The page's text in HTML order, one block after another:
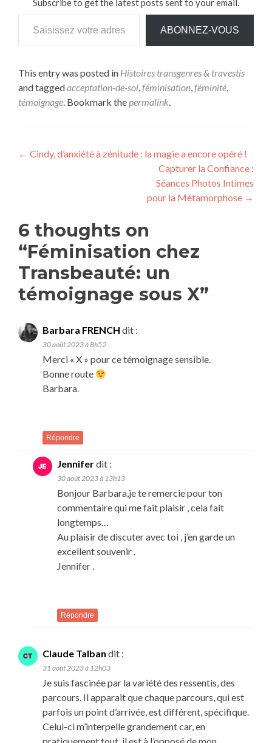
Subscribe to get the latest posts sent to your email.
Saisissez votre adresse e-mail…
ABONNEZ-VOUS
This entry was posted in Histoires transgenres & travestis
and taggedacceptation-de-soi,féminisation,féminité,
témoignage. Bookmark thepermalink.
Navigation
← Cindy, d’anxiété à zénitude : la magie a encore opéré !
Capturer la Confiance :
Séances Photos Intimes
pour la Métamorphose →
6 thoughts on
“Féminisation chez
Transbeauté: un
témoignage sous X”
Barbara FRENCH dit :
30 août 2023 à 8h52
Merci « X » pour ce témoignage sensible.
Bonne route
Barbara.
Répondre
Jenniferdit :
30 août 2023 à 13h13
Bonjour Barbara,je te remercie pour ton
commentaire qui me fait plaisir , cela fait
longtemps…
Au plaisir de discuter avec toi , j’en garde un
excellent souvenir .
Jennifer .
Répondre
Claude Talban dit :
31 août 2023 à 12h03
Je suis fascinée par la variété des ressentis, des
parcours. Il apparait que chaque parcours, qui est
parfois un point d’arrivée, est différent, spécifique.
Celui-ci m’interpelle grandement car, en